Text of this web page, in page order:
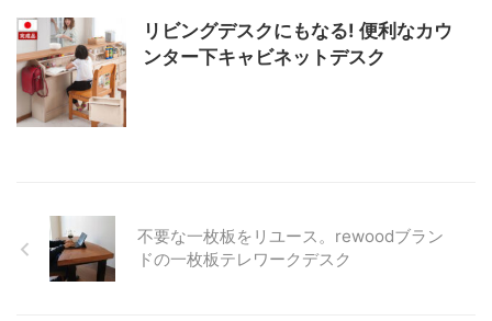
リビングデスクにもなる! 便利なカウ
ンター下キャビネットデスク
不要な一枚板をリユース。rewoodブラン
ドの一枚板テレワークデスク